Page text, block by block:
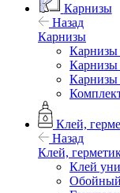
Карнизы
Назад
Карнизы
Карнизы
Карнизы
Клей,
Назад
Клей,
Клей